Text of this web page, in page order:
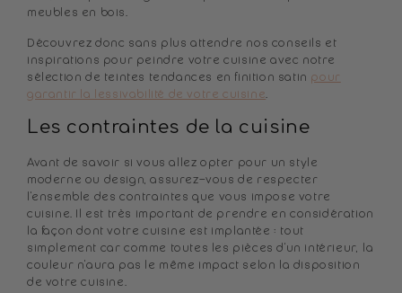
meubles en bois.
Découvrez donc sans plus attendre nos conseils et
inspirations pour peindre votre cuisine avec notre
sélection de teintes tendances en finition satin pour
garantir la lessivabilité de votre cuisine
Les contraintes de la cuisine
Avant de savoir si vous allez opter pour un style
moderne ou design, assurez-vous de respecter
l'ensemble des contraintes que vous impose votre
cuisine. Il est très important de prendre en considération
la façon dont votre cuisine est implantée : tout
simplement car comme toutes les pièces d'un intérieur, la
couleur n'aura pas le même impact selon la disposition
de votre cuisine.